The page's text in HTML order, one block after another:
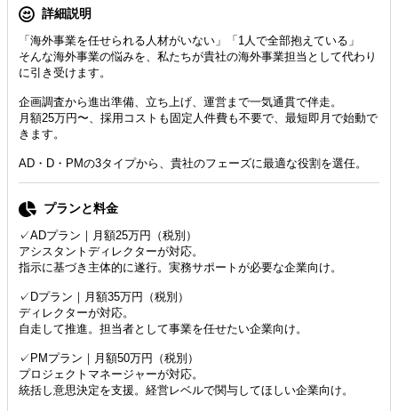
詳細説明
「海外事業を任せられる人材がいない」「1人で全部抱えている」
そんな海外事業の悩みを、私たちが貴社の海外事業担当として代わり
に引き受けます。
企画調査から進出準備、立ち上げ、運営まで一気通貫で伴走。
月額25万円〜、採用コストも固定人件費も不要で、最短即月で始動で
きます。
AD・D・PMの3タイプから、貴社のフェーズに最適な役割を選任。
プランと料金
✓ADプラン｜月額25万円（税別）
アシスタントディレクターが対応。
指示に基づき主体的に遂行。実務サポートが必要な企業向け。
✓Dプラン｜月額35万円（税別）
ディレクターが対応。
自走して推進。担当者として事業を任せたい企業向け。
✓PMプラン｜月額50万円（税別）
プロジェクトマネージャーが対応。
統括し意思決定を支援。経営レベルで関与してほしい企業向け。